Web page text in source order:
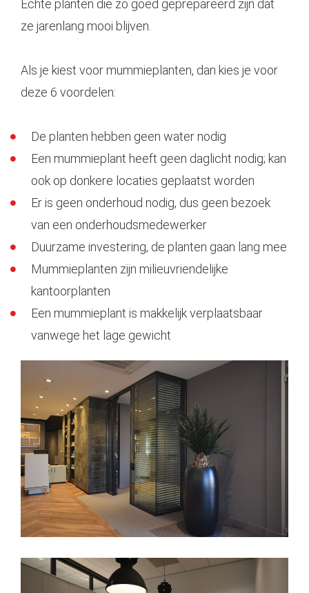
Echte planten die zo goed geprepareerd zijn dat
ze jarenlang mooi blijven.
Als je kiest voor mummieplanten, dan kies je voor
deze 6 voordelen:
De planten hebben geen water nodig
Een mummieplant heeft geen daglicht nodig; kan
ook op donkere locaties geplaatst worden
Er is geen onderhoud nodig, dus geen bezoek
van een onderhoudsmedewerker
Duurzame investering, de planten gaan lang mee
Mummieplanten zijn milieuvriendelijke
kantoorplanten
Een mummieplant is makkelijk verplaatsbaar
vanwege het lage gewicht